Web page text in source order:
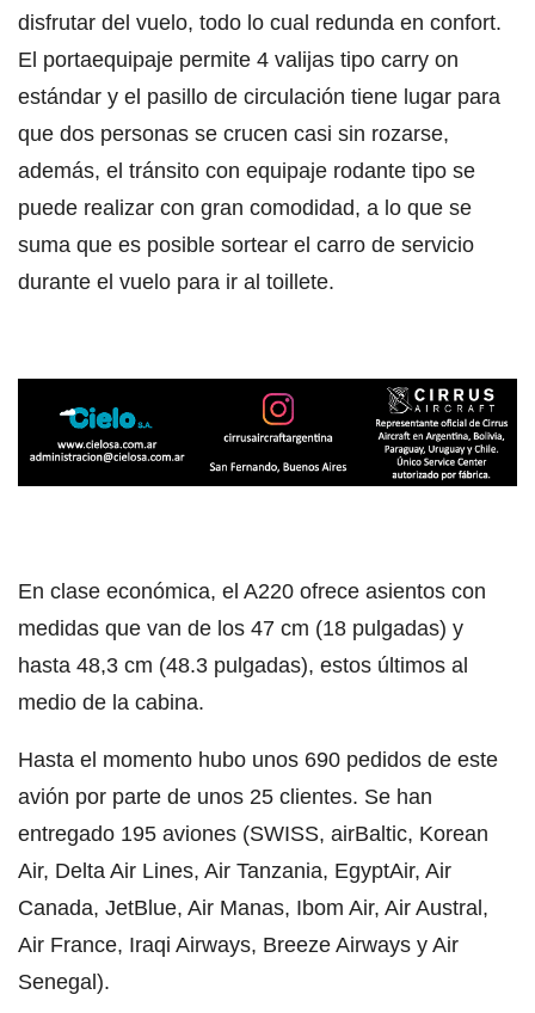
disfrutar del vuelo, todo lo cual redunda en confort.
El portaequipaje permite 4 valijas tipo carry on
estándar y el pasillo de circulación tiene lugar para
que dos personas se crucen casi sin rozarse,
además, el tránsito con equipaje rodante tipo se
puede realizar con gran comodidad, a lo que se
suma que es posible sortear el carro de servicio
durante el vuelo para ir al toillete.
En clase económica, el A220 ofrece asientos con
medidas que van de los 47 cm (18 pulgadas) y
hasta 48,3 cm (48.3 pulgadas), estos últimos al
medio de la cabina.
Hasta el momento hubo unos 690 pedidos de este
avión por parte de unos 25 clientes. Se han
entregado 195 aviones (SWISS, airBaltic, Korean
Air, Delta Air Lines, Air Tanzania, EgyptAir, Air
Canada, JetBlue, Air Manas, Ibom Air, Air Austral,
Air France, Iraqi Airways, Breeze Airways y Air
Senegal).